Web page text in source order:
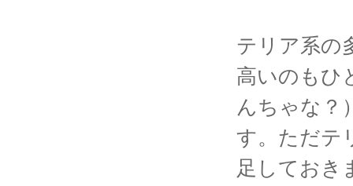
テリア系の
高いのもひ
んちゃな？
す。ただテ
足しておき